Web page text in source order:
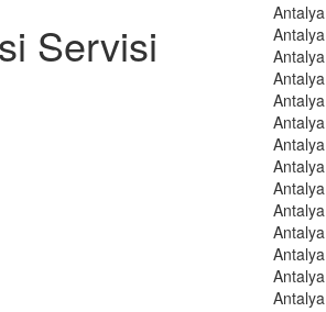
Servisi
Antalya
Antalya
Antalya
Antalya
Antalya
Antalya
Antalya
Antalya
Antalya
Antalya
Antalya
Antalya
Antalya
Antalya